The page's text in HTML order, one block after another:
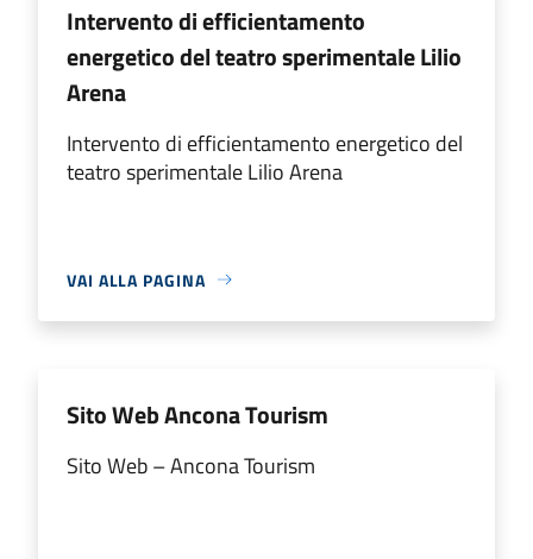
Intervento di efficientamento
energetico del teatro sperimentale Lilio
Arena
Intervento di efficientamento energetico del
teatro sperimentale Lilio Arena
VAI ALLA PAGINA
Sito Web Ancona Tourism
Sito Web – Ancona Tourism